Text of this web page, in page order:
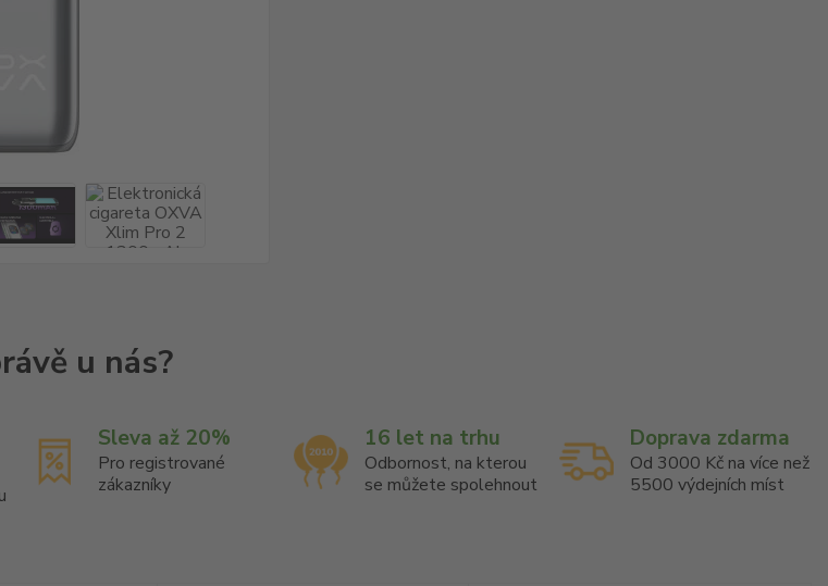
Sleva až 20%
Pro registrované
zákazníky
16 let na trhu
Odbornost, na kterou
se můžete spolehnout
Doprava zdarma
Od 3000 Kč na více než
5500 výdejních míst